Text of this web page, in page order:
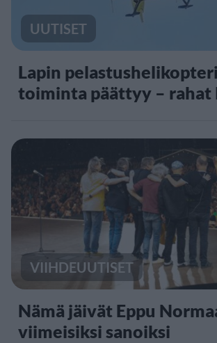
UUTISET
Lapin
toiminta päättyy – rahat
VIIHDEUUTISET
Nämä jäivät Eppu
viimeisiksi sanoiksi